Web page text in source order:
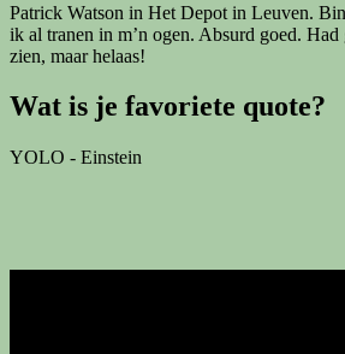
Patrick Watson in Het Depot in Leuven.
ik al tranen in m’n ogen. Absurd goed.
zien, maar helaas!
Wat is je favoriete quote?
YOLO - Einstein